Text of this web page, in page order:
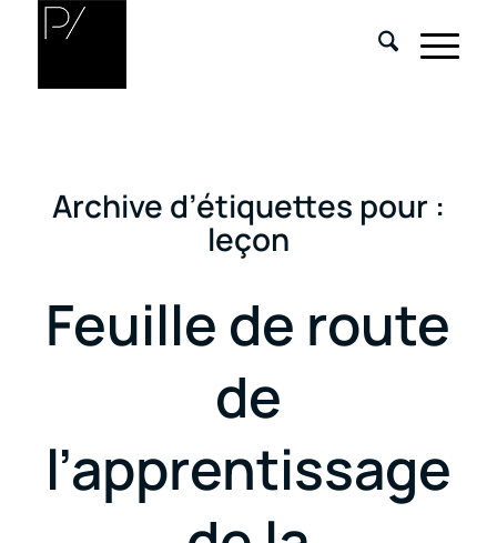
Archive d’étiquettes pour :
leçon
Feuille de route
de
l’apprentissage